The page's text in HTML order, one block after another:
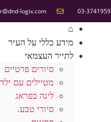
03-3741959
logix.com
⌂
מידע כללי על העיר
לתייר העצמאי
סיורים פרטיים
מטיילים עם
לינה בפראג
סיורי טבע.